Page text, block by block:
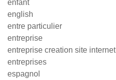
enfant
english
entre particulier
entreprise
entreprise creation site internet
entreprises
espagnol